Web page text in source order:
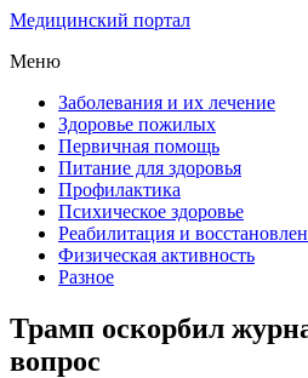
Медицинский портал
Меню
Заболевания и их лечение
Здоровье пожилых
Первичная помощь
Питание для здоровья
Профилактика
Психическое здоровье
Реабилитация и
Физическая активность
Разное
Трамп оскорбил
вопрос